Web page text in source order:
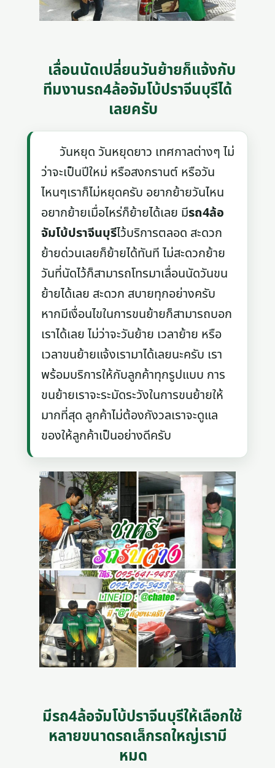
เลื่อนนัดเปลี่ยนวันย้ายก็แจ้งกับ
ทีมงานรถ4ล้อจัมโบ้ปราจีนบุรีได้
เลยครับ
วันหยุด วันหยุดยาว เทศกาลต่างๆ ไม่
ว่าจะเป็นปีใหม่ หรือสงกรานต์ หรือวัน
ไหนๆเราก็ไม่หยุดครับ อยากย้ายวันไหน
อยากย้ายเมื่อไหร่ก็ย้ายได้เลย มีรถ4ล้อ
จัมโบ้ปราจีนบุรีไว้บริการตลอด สะดวก
ย้ายด่วนเลยก็ย้ายได้ทันที ไม่สะดวกย้าย
วันที่นัดไว้ก็สามารถโทรมาเลื่อนนัดวันขน
ย้ายได้เลย สะดวก สบายทุกอย่างครับ
หากมีเงื่อนไขในการขนย้ายก็สามารถบอก
เราได้เลย ไม่ว่าจะวันย้าย เวลาย้าย หรือ
เวลาขนย้ายแจ้งเรามาได้เลยนะครับ เรา
พร้อมบริการให้กับลูกค้าทุกรูปแบบ การ
ขนย้ายเราจะระมัดระวังในการขนย้ายให้
มากที่สุด ลูกค้าไม่ต้องกังวลเราจะดูแล
ของให้ลูกค้าเป็นอย่างดีครับ
มีรถ4ล้อจัมโบ้ปราจีนบุรีให้เลือกใช้
หลายขนาดรถเล็กรถใหญ่เรามี
หมด